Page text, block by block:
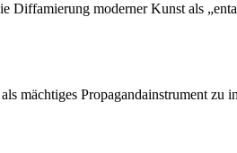
Diffamierung moderner Kunst als
mächtiges Propagandainstrument